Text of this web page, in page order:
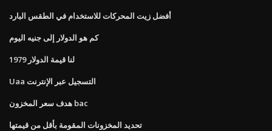
أفضل زيت المحركات للاستخدام في الطقس البارد
كم هو الدولار إلى جنيه اليوم
لنا قيمة الدولار 1979
Uaa التسجيل عبر الإنترنت
هدف سعر المخزون bac
تحديد المخزونات المقومة بأقل من قيمتها